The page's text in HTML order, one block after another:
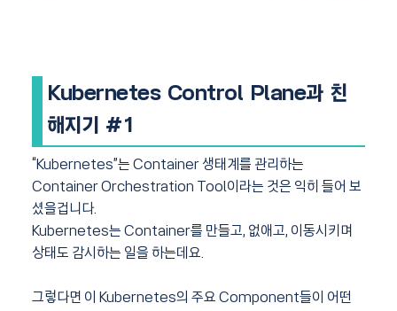
Kubernetes Control Plane과 친
해지기 #1
“Kubernetes”는 Container 생태계를 관리하는
Container Orchestration Tool이라는 것은 익히 들어 보
셨을겁니다.
Kubernetes는 Container를 만들고, 없애고, 이동시키며
상태도 감시하는 일을 하는데요.
그렇다면 이 Kubernetes의 주요 Component들이 어떤